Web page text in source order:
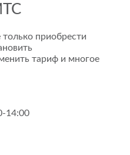
приобрести
тариф и многое
14:00